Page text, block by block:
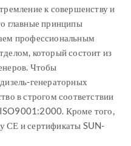
к совершенству и
главные принципы
профессиональным
который состоит из
Чтобы
генераторных
в строгом соответствии
Кроме того,
СЕ и сертификаты SUN-